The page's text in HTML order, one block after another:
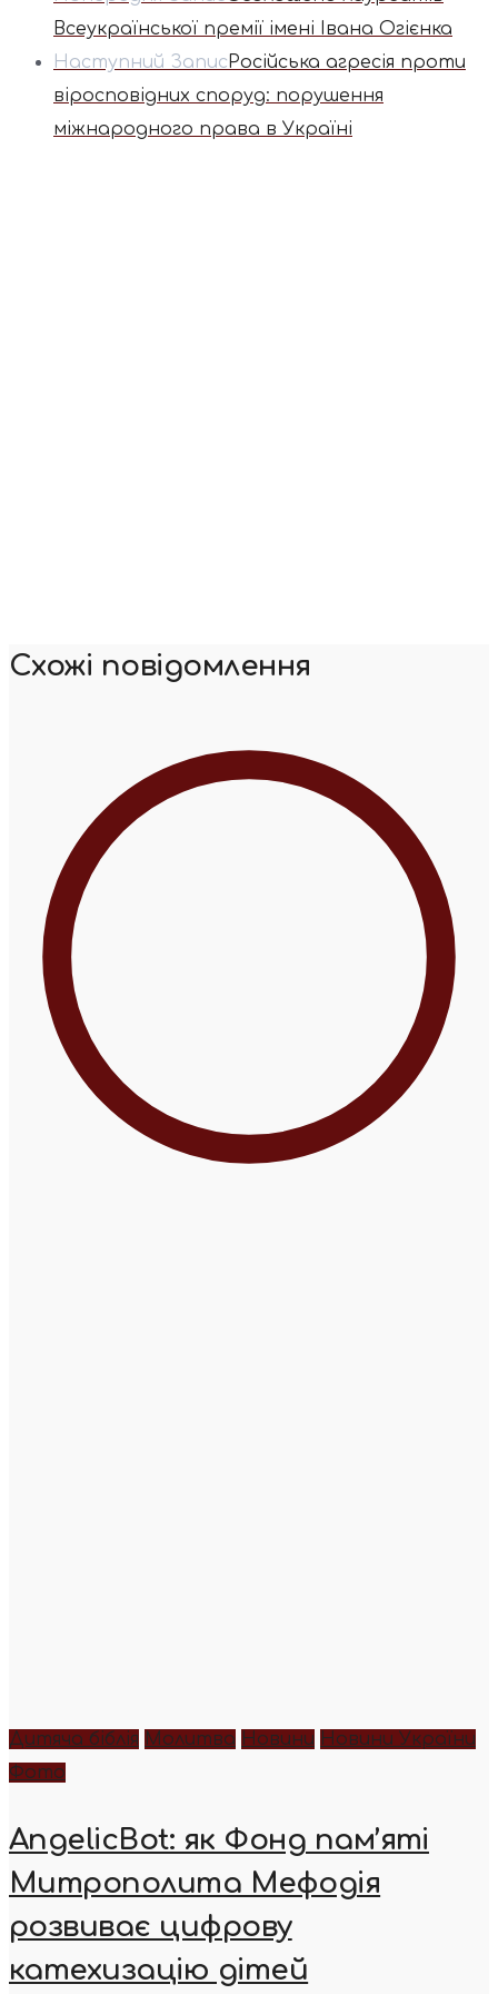
Всеукраїнської премії імені Івана Огієнка
Наступний ЗаписРосійська агресія проти
віросповідних споруд: порушення
міжнародного права в Україні
Схожі повідомлення
Дитяча біблія Молитва Новини Новини України
Фото
AngelicBot: як Фонд пам’яті
Митрополита Мефодія
розвиває цифрову
катехизацію дітей